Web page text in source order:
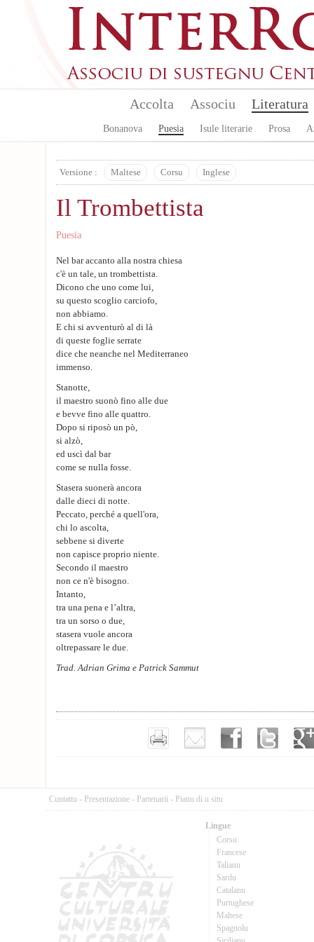
Accolta Associu Literatura
Bonanova Puesia Isule literarie Prosa
Versione : Maltese Corsu Inglese
Il Trombettista
Puesia
Nel bar accanto alla nostra chiesa
c'è un tale, un trombettista.
Dicono che uno come lui,
su questo scoglio carciofo,
non abbiamo.
E chi si avventurò al di là
di queste foglie serrate
dice che neanche nel Mediterraneo
immenso.
Stanotte,
il maestro suonò fino alle due
e bevve fino alle quattro.
Dopo si riposò un pò,
si alzò,
ed uscì dal bar
come se nulla fosse.
Stasera suonerà ancora
dalle dieci di notte.
Peccato, perché a quell'ora,
chi lo ascolta,
sebbene si diverte
non capisce proprio niente.
Secondo il maestro
non ce n'è bisogno.
Intanto,
tra una pena e l’altra,
tra un sorso o due,
stasera vuole ancora
oltrepassare le due.
Trad. Adrian Grima e Patrick Sammut
Cuntattu - Presentazione - Partenarii - Pianu di u situ
Lingue
Corsu
Francese
Talianu
Sardu
Catalanu
Purtughese
Maltese
Spagnolu